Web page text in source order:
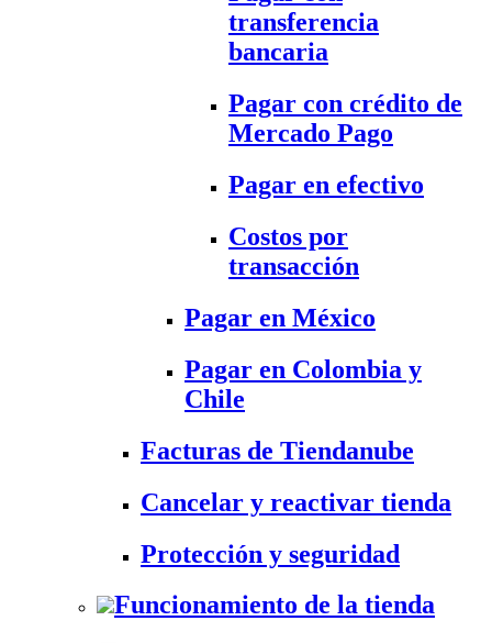
transferencia
bancaria
Pagar con crédito de
Mercado Pago
Pagar en efectivo
Costos por
transacción
Pagar en México
Pagar en Colombia y
Chile
Facturas de Tiendanube
Cancelar y reactivar tienda
Protección y seguridad
Funcionamiento de la tienda